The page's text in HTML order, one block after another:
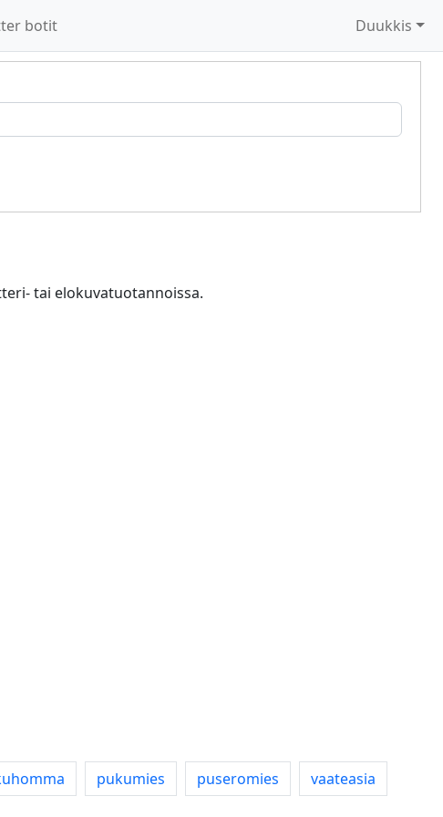
botit Duukkis
tai elokuvatuotannoissa.
pukumies puseromies
vaateasia